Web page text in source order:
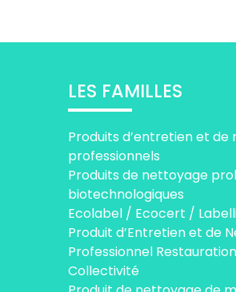
LES FAMILLES
Produits d’entretien et
professionnels
Produits de nettoyage
biotechnologiques
Ecolabel / Ecocert /
Produit d’Entretien et de
Professionnel
Collectivité